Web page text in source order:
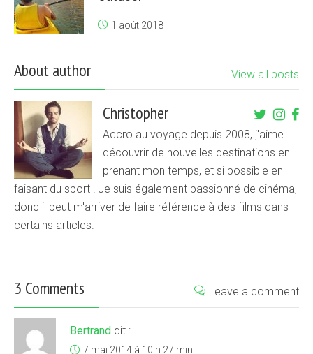
1 août 2018
About author View all posts
Christopher
Accro au voyage depuis 2008, j'aime
découvrir de nouvelles destinations en
prenant mon temps, et si possible en
faisant du sport ! Je suis également passionné de cinéma,
donc il peut m'arriver de faire référence à des films dans
certains articles.
3 Comments Leave a comment
Bertrand dit :
7 mai 2014 à 10 h 27 min